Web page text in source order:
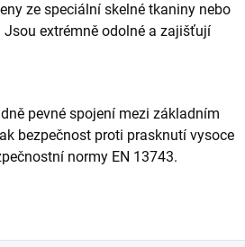
ze speciální skelné tkaniny nebo
extrémně odolné a zajišťují
pevné spojení mezi základním
bezpečnost proti prasknutí vysoce
normy EN 13743.